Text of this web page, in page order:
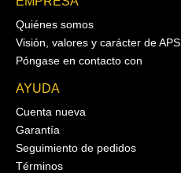
Quiénes somos
Visión, valores y carácter de APS
Póngase en contacto con
AYUDA
Cuenta nueva
Garantía
Seguimiento de pedidos
Términos